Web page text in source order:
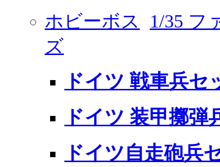
ホビーボス
1/35 フ
ズ
ドイツ 戦車兵
ドイツ 装甲擲弾
ドイツ自走砲兵